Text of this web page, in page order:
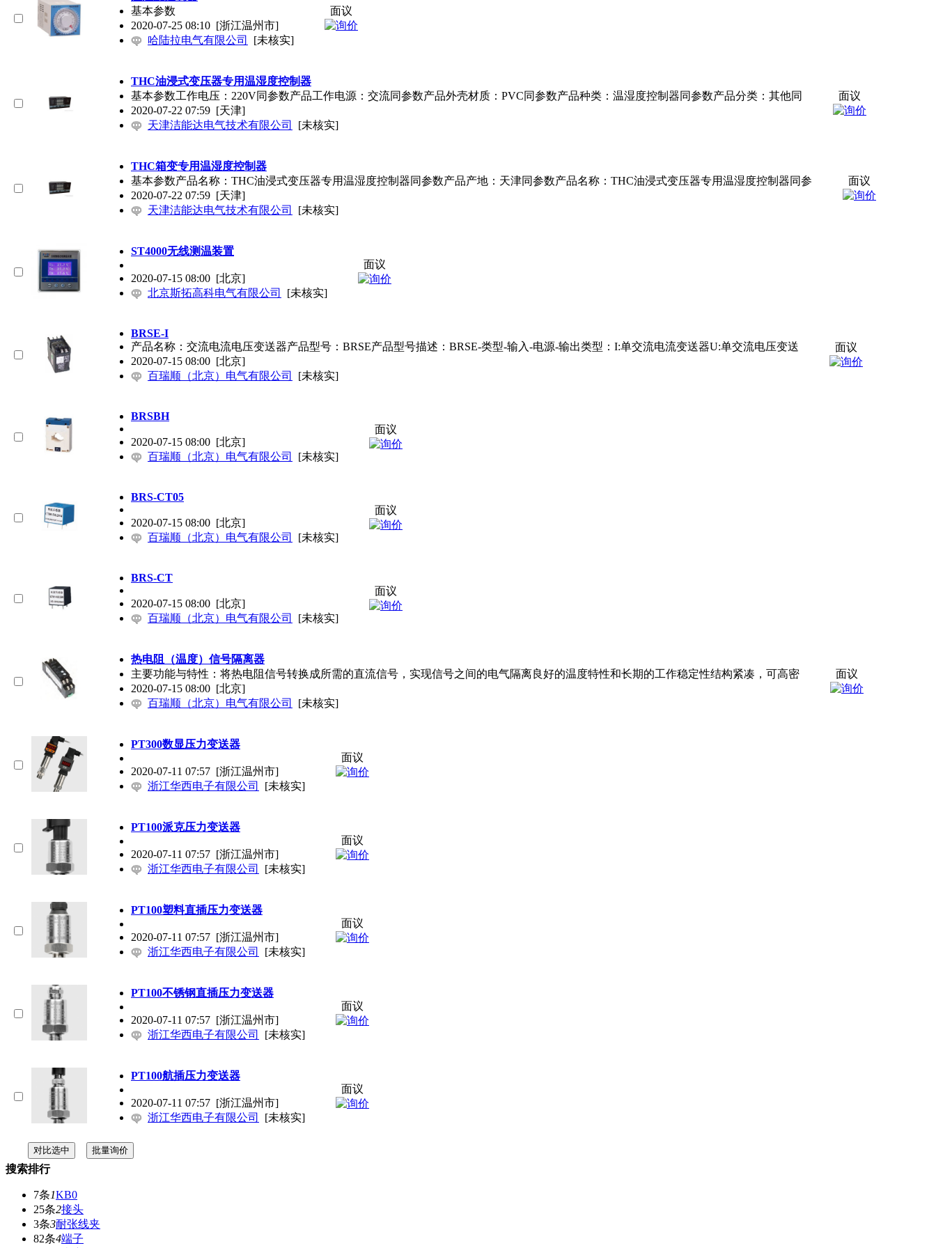
基本参数
2020-07-25 08:10 [浙江温州市]
哈陆拉电气有限公司
[未核实]
面议
THC油浸式变压器专用温湿度控制器
基本参数工作电压：220V同参数产品工作电源：交流同参数产品外壳材质：PVC同参数产品种类：温湿度控制器同参数产品分类：其他同
2020-07-22 07:59 [天津]
天津洁能达电气技术有限公司
[未核实]
面议
THC箱变专用温湿度控制器
基本参数产品名称：THC油浸式变压器专用温湿度控制器同参数产品产地：天津同参数产品名称：THC油浸式变压器专用温湿度控制器同参
2020-07-22 07:59 [天津]
天津洁能达电气技术有限公司
[未核实]
面议
ST4000无线测温装置
2020-07-15 08:00 [北京]
北京斯拓高科电气有限公司
[未核实]
面议
BRSE-I
产品名称：交流电流电压变送器产品型号：BRSE产品型号描述：BRSE-类型-输入-电源-输出类型：I:单交流电流变送器U:单交流电压变送
2020-07-15 08:00 [北京]
百瑞顺（北京）电气有限公司
[未核实]
面议
BRSBH
2020-07-15 08:00 [北京]
百瑞顺（北京）电气有限公司
[未核实]
面议
BRS-CT05
2020-07-15 08:00 [北京]
百瑞顺（北京）电气有限公司
[未核实]
面议
BRS-CT
2020-07-15 08:00 [北京]
百瑞顺（北京）电气有限公司
[未核实]
面议
热电阻（温度）信号隔离器
主要功能与特性：将热电阻信号转换成所需的直流信号，实现信号之间的电气隔离良好的温度特性和长期的工作稳定性结构紧凑，可高密
2020-07-15 08:00 [北京]
百瑞顺（北京）电气有限公司
[未核实]
面议
PT300数显压力变送器
2020-07-11 07:57 [浙江温州市]
浙江华西电子有限公司
[未核实]
面议
PT100派克压力变送器
2020-07-11 07:57 [浙江温州市]
浙江华西电子有限公司
[未核实]
面议
PT100塑料直插压力变送器
2020-07-11 07:57 [浙江温州市]
浙江华西电子有限公司
[未核实]
面议
PT100不锈钢直插压力变送器
2020-07-11 07:57 [浙江温州市]
浙江华西电子有限公司
[未核实]
面议
PT100航插压力变送器
2020-07-11 07:57 [浙江温州市]
浙江华西电子有限公司
[未核实]
面议
搜索排行
7条1KB0
25条2接头
3条3耐张线夹
82条4端子